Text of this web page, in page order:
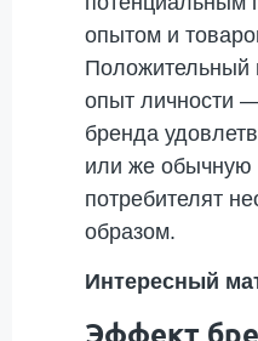
опытом и
Положительный
опыт личности
бренда
или же обычную
потребителят
образом.
Интересный
Эффект